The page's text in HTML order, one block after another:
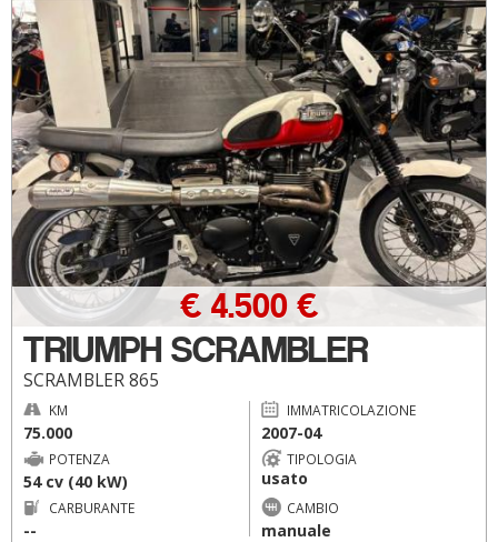
TRIUMPH SCRAMBLER
SCRAMBLER 865
€ 4.500 €
KM
75.000
IMMATRICOLAZIONE
2007-04
POTENZA
54 cv (40 kW)
TIPOLOGIA
usato
CARBURANTE
--
CAMBIO
manuale